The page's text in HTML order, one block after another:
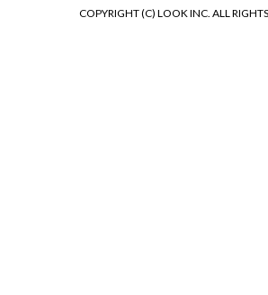
COPYRIGHT (C) LOOK INC. ALL